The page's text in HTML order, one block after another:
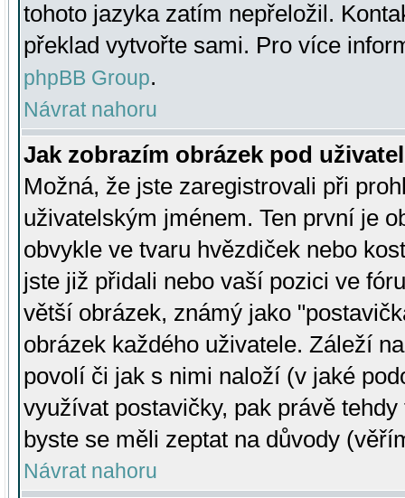
tohoto jazyka zatím nepřeložil.
překlad vytvořte sami. Pro více
phpBB Group.
Návrat nahoru
Jak zobrazím obrázek pod
Možná, že jste zaregistrovali při
uživatelským jménem. Ten první je
obvykle ve tvaru hvězdiček nebo
jste již přidali nebo vaší pozici ve
větší obrázek, známý jako
obrázek každého uživatele. Záleží
povolí či jak s nimi naloží (v jaké
využívat postavičky, pak právě
byste se měli zeptat na důvody
Návrat nahoru